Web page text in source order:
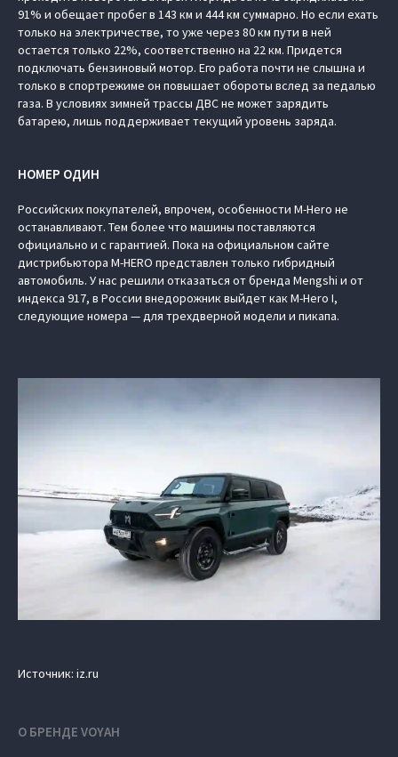
91% и обещает пробег в 143 км и 444 км суммарно. Но если ехать
только на электричестве, то уже через 80 км пути в ней
остается только 22%, соответственно на 22 км. Придется
подключать бензиновый мотор. Его работа почти не слышна и
только в спортрежиме он повышает обороты вслед за педалью
газа. В условиях зимней трассы ДВС не может зарядить
батарею, лишь поддерживает текущий уровень заряда.
НОМЕР ОДИН
Российских покупателей, впрочем, особенности M-Hero не
останавливают. Тем более что машины поставляются
официально и с гарантией. Пока на официальном сайте
дистрибьютора M-HERO представлен только гибридный
автомобиль. У нас решили отказаться от бренда Mengshi и от
индекса 917, в России внедорожник выйдет как M-Hero I,
следующие номера — для трехдверной модели и пикапа.
Источник: iz.ru
О БРЕНДЕ VOYAH